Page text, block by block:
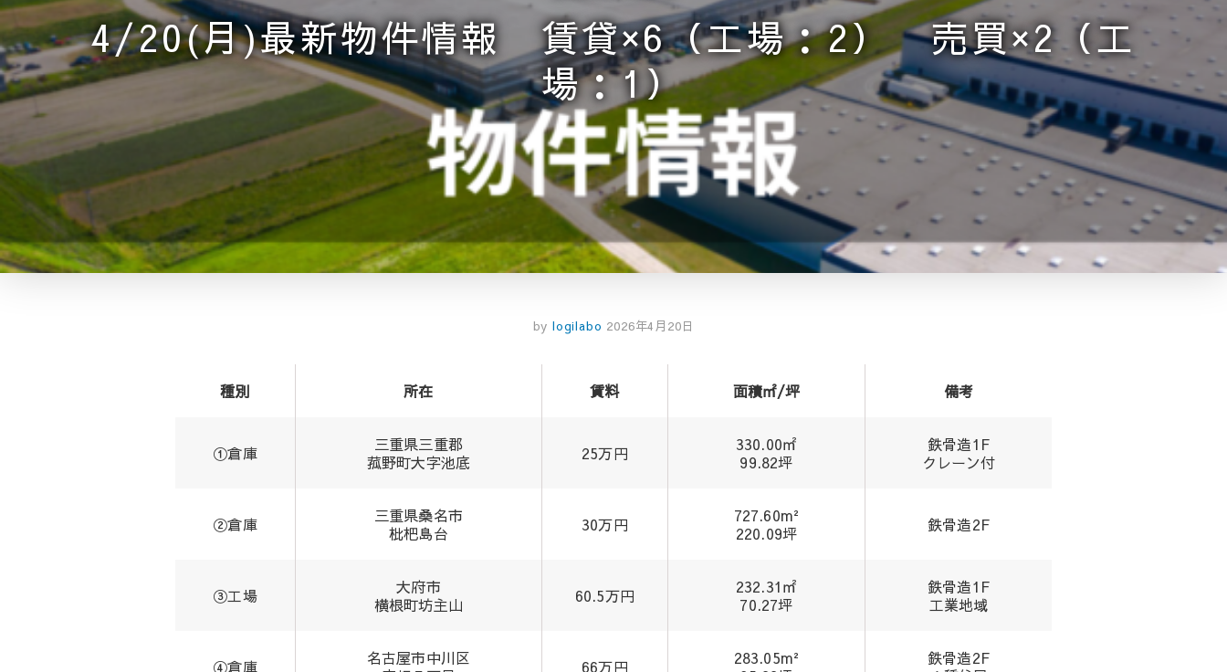
4/20(月)最新物件情報 賃貸×6（工場：2） 売買×2（工
場：1）
by logilabo 2026年4月20日
種別 所在 賃料 面積㎡/坪 備考
①倉庫
三重県三重郡
菰野町大字池底
25万円
330.00㎡
99.82坪
鉄骨造1F
クレーン付
②倉庫
三重県桑名市
枇杷島台
30万円
727.60m²
220.09坪
鉄骨造2F
③工場
大府市
横根町坊主山
60.5万円
232.31㎡
70.27坪
鉄骨造1F
工業地域
④倉庫
名古屋市中川区
66万円
283.05m²
鉄骨造2F